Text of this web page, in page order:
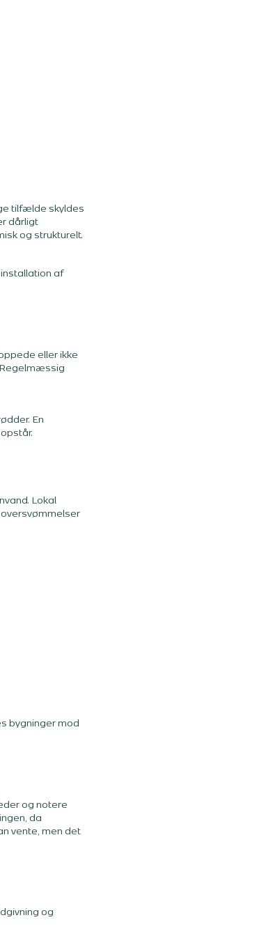
tilfælde skyldes
dårligt
og strukturelt.
installation af
eller ikke
Regelmæssig
En
Lokal
oversvømmelser
bygninger mod
og notere
da
vente, men det
og